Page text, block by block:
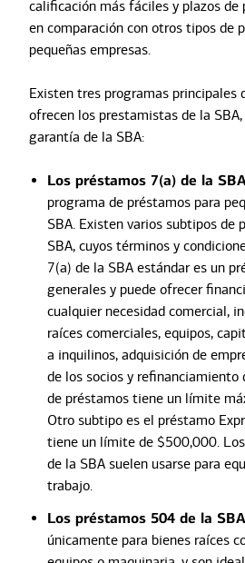
calificación más fáciles y plazos de
en comparación con otros tipos de
pequeñas empresas.
Existen tres programas principales
ofrecen los prestamistas de la
garantía de la SBA:
Los préstamos 7(a) de la
programa de préstamos para
SBA. Existen varios subtipos de
SBA, cuyos términos y
7(a) de la SBA estándar es un
generales y puede ofrecer
cualquier necesidad comercial,
raíces comerciales, equipos,
a inquilinos, adquisición de
de los socios y refinanciamiento
de préstamos tiene un límite
Otro subtipo es el préstamo
tiene un límite de $500,000.
de la SBA suelen usarse para
trabajo.
Los préstamos 504 de la SBA
únicamente para bienes raíces